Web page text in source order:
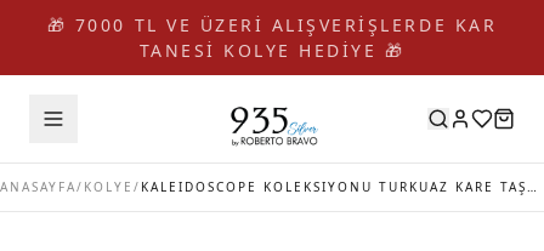
🎁 7000 TL VE ÜZERİ ALIŞVERİŞLERDE KAR
TANESİ KOLYE HEDİYE 🎁
ANASAYFA/ KOLYE / KALEIDOSCOPE KOLEKSIYONU TURKUAZ KARE TAŞLI YAPRAK SARI GÜMÜŞ KOLYE